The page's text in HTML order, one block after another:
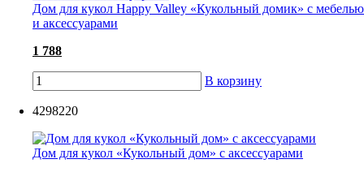
Дом для кукол Happy Valley «Кукольный домик» с мебелью
и аксессуарами
1 788
В корзину
4298220
Дом для кукол «Кукольный дом» с аксессуарами